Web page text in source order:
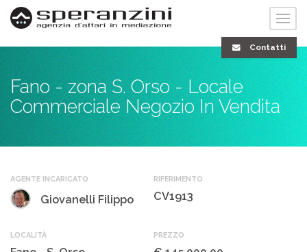
Contatti
Fano - zona S. Orso - Locale
Commerciale Negozio In Vendita
AGENTE INCARICATO
Giovanelli Filippo
RIFERIMENTO
CV1913
LOCALITÀ PREZZO